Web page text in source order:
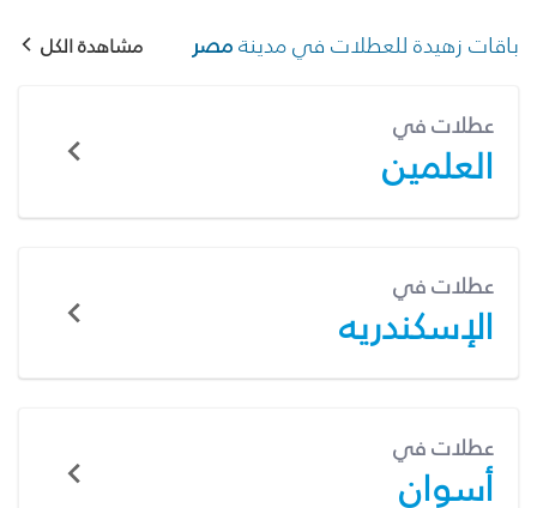
باقات زهيدة للعطلات في مدينةمصر مشاهدة الكل
عطلات في
العلمين
عطلات في
الإسكندريه
عطلات في
أسوان